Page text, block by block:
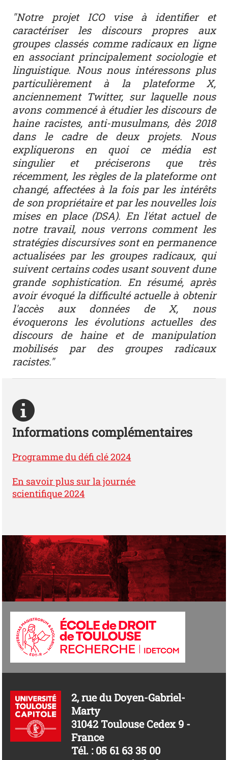
"Notre projet ICO vise à identifier et
caractériser les discours propres aux
groupes classés comme radicaux en ligne
en associant principalement sociologie et
linguistique. Nous nous intéressons plus
particulièrement à la plateforme X,
anciennement Twitter, sur laquelle nous
avons commencé à étudier les discours de
haine racistes, anti-musulmans, dès 2018
dans le cadre de deux projets. Nous
expliquerons en quoi ce média est
singulier et préciserons que très
récemment, les règles de la plateforme ont
changé, affectées à la fois par les intérêts
de son propriétaire et par les nouvelles lois
mises en place (DSA). En l'état actuel de
notre travail, nous verrons comment les
stratégies discursives sont en permanence
actualisées par les groupes radicaux, qui
suivent certains codes usant souvent dune
grande sophistication. En résumé, après
avoir évoqué la difficulté actuelle à obtenir
l'accès aux données de X, nous
évoquerons les évolutions actuelles des
discours de haine et de manipulation
mobilisés par des groupes radicaux
racistes."
Informations complémentaires
Programme du défi clé 2024
En savoir plus sur la journée
scientifique 2024
2, rue du Doyen-Gabriel-
Marty
31042 Toulouse Cedex 9 -
France
Tél. : 05 61 63 35 00